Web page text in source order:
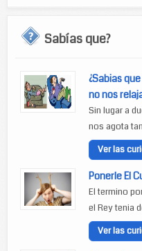
Sabías que?
¿Sabias
no nos
Sin lugar a
nos agota
Ver las
Ponerle El
El termino
el Rey tenia
Ver las